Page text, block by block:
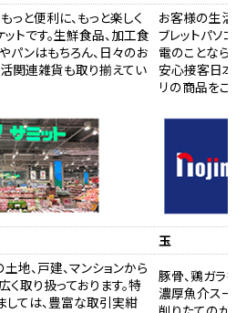
っと便利に、もっと楽しく
トです。生鮮食品、加工食
ンはもちろん、日々のお
関連雑貨も取り揃えてい
お客様の生
ブレットパソ
電のことなら
安心接客日本
リの商品をご
玉
地、戸建、マンションから
取り扱っております。特
しては、豊富な取引実紺
豚骨、鶏ガラ
濃厚魚介ス